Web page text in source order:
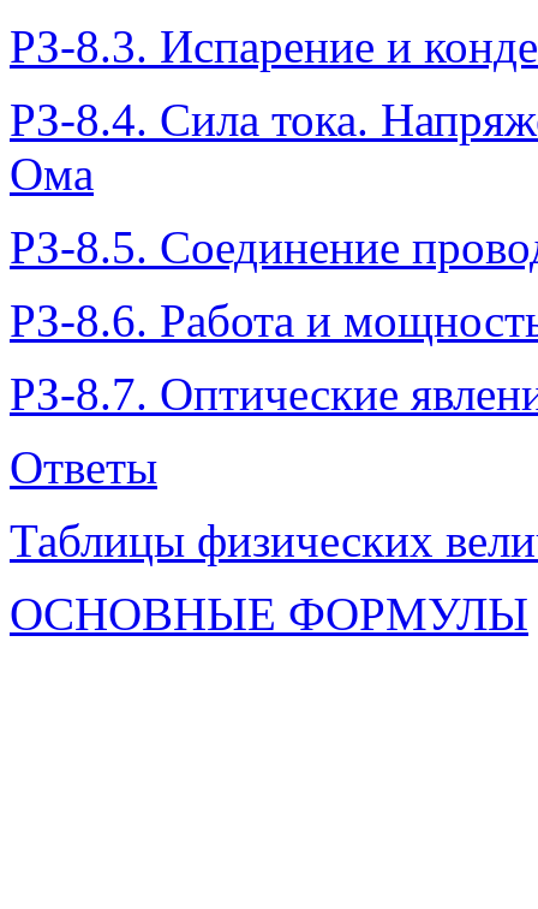
РЗ-8.3. Испарение и
РЗ-8.4. Сила тока.
Ома
РЗ-8.5. Соединение
РЗ-8.6. Работа и
РЗ-8.7. Оптические
Ответы
Таблицы физических
ОСНОВНЫЕ ФОРМУЛЫ